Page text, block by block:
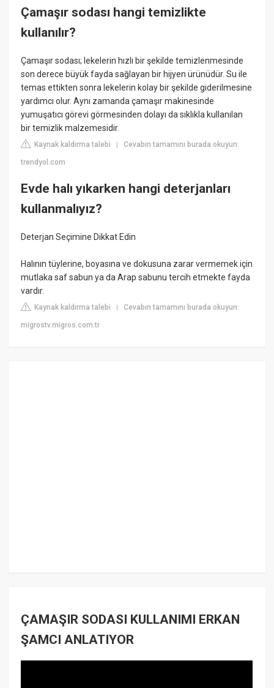
Çamaşır sodası hangi temizlikte
kullanılır?
Çamaşır sodası; lekelerin hızlı bir şekilde temizlenmesinde
son derece büyük fayda sağlayan bir hijyen ürünüdür. Su ile
temas ettikten sonra lekelerin kolay bir şekilde giderilmesine
yardımcı olur. Aynı zamanda çamaşır makinesinde
yumuşatıcı görevi görmesinden dolayı da sıklıkla kullanılan
bir temizlik malzemesidir.
Kaynak kaldırma talebi |Cevabın tamamını burada okuyun:
trendyol.com
Evde halı yıkarken hangi deterjanları
kullanmalıyız?
Deterjan Seçimine Dikkat Edin
Halının tüylerine, boyasına ve dokusuna zarar vermemek için
mutlaka saf sabun ya da Arap sabunu tercih etmekte fayda
vardır.
Kaynak kaldırma talebi |Cevabın tamamını burada okuyun:
migrostv.migros.com.tr
ÇAMAŞIR SODASI KULLANIMI ERKAN
ŞAMCI ANLATIYOR